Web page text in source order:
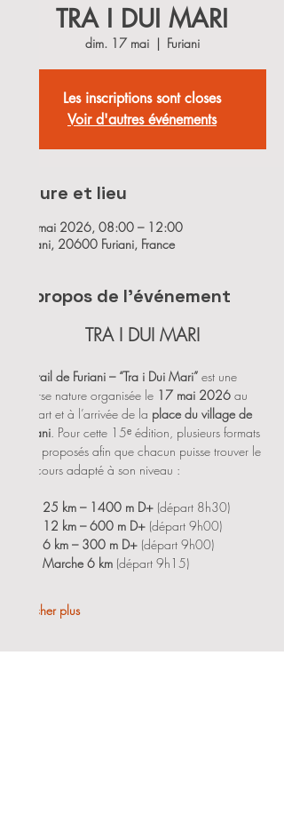
TRA I DUI MARI
dim. 17 mai
  |
Furiani
Les inscriptions sont closes
Voir d'autres événements
Heure et lieu
17 mai 2026, 08:00 – 12:00
Furiani, 20600 Furiani, France
À propos de l'événement
TRA I DUI MARI
Trail de Furiani – “Tra i Dui Mari” est une
course nature organisée le 17 mai 2026 au
départ et à l’arrivée de la place du village de
Furiani. Pour cette 15ᵉ édition, plusieurs formats
sont proposés afin que chacun puisse trouver le
parcours adapté à son niveau :
25 km – 1400 m D+ (départ 8h30)
12 km – 600 m D+ (départ 9h00)
6 km – 300 m D+ (départ 9h00)
Marche 6 km (départ 9h15)
Afficher plus